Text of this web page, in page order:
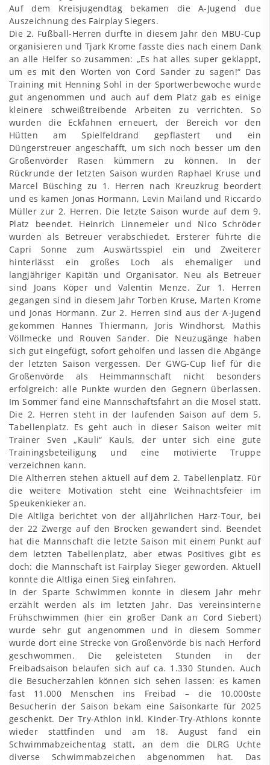
Auf dem Kreisjugendtag bekamen die A-Jugend due
Auszeichnung des Fairplay Siegers.
Die 2. Fußball-Herren durfte in diesem Jahr den MBU-Cup
organisieren und Tjark Krome fasste dies nach einem Dank
an alle Helfer so zusammen: „Es hat alles super geklappt,
um es mit den Worten von Cord Sander zu sagen!“ Das
Training mit Henning Sohl in der Sportwerbewoche wurde
gut angenommen und auch auf dem Platz gab es einige
kleinere schweißtreibende Arbeiten zu verrichten. So
wurden die Eckfahnen erneuert, der Bereich vor den
Hütten am Spielfeldrand gepflastert und ein
Düngerstreuer angeschafft, um sich noch besser um den
Großenvörder Rasen kümmern zu können. In der
Rückrunde der letzten Saison wurden Raphael Kruse und
Marcel Büsching zu 1. Herren nach Kreuzkrug beordert
und es kamen Jonas Hormann, Levin Mailand und Riccardo
Müller zur 2. Herren. Die letzte Saison wurde auf dem 9.
Platz beendet. Heinrich Linnemeier und Nico Schröder
wurden als Betreuer verabschiedet. Ersterer führte die
Capri Sonne zum Auswärtsspiel ein und Zweiterer
hinterlässt ein großes Loch als ehemaliger und
langjähriger Kapitän und Organisator. Neu als Betreuer
sind Joans Köper und Valentin Menze. Zur 1. Herren
gegangen sind in diesem Jahr Torben Kruse, Marten Krome
und Jonas Hormann. Zur 2. Herren sind aus der A-Jugend
gekommen Hannes Thiermann, Joris Windhorst, Mathis
Völlmecke und Rouven Sander. Die Neuzugänge haben
sich gut eingefügt, sofort geholfen und lassen die Abgänge
der letzten Saison vergessen. Der GWG-Cup lief für die
Großenvörde als Heimmannschaft nicht besonders
erfolgreich: alle Punkte wurden den Gegnern überlassen.
Im Sommer fand eine Mannschaftsfahrt an die Mosel statt.
Die 2. Herren steht in der laufenden Saison auf dem 5.
Tabellenplatz. Es geht auch in dieser Saison weiter mit
Trainer Sven „Kauli“ Kauls, der unter sich eine gute
Trainingsbeteiligung und eine motivierte Truppe
verzeichnen kann.
Die Altherren stehen aktuell auf dem 2. Tabellenplatz. Für
die weitere Motivation steht eine Weihnachtsfeier im
Speukenkieker an.
Die Altliga berichtet von der alljährlichen Harz-Tour, bei
der 22 Zwerge auf den Brocken gewandert sind. Beendet
hat die Mannschaft die letzte Saison mit einem Punkt auf
dem letzten Tabellenplatz, aber etwas Positives gibt es
doch: die Mannschaft ist Fairplay Sieger geworden. Aktuell
konnte die Altliga einen Sieg einfahren.
In der Sparte Schwimmen konnte in diesem Jahr mehr
erzählt werden als im letzten Jahr. Das vereinsinterne
Frühschwimmen (hier ein großer Dank an Cord Siebert)
wurde sehr gut angenommen und in diesem Sommer
wurde dort eine Strecke von Großenvörde bis nach Herford
geschwommen. Die geleisteten Stunden in der
Freibadsaison belaufen sich auf ca. 1.330 Stunden. Auch
die Besucherzahlen können sich sehen lassen: es kamen
fast 11.000 Menschen ins Freibad – die 10.000ste
Besucherin der Saison bekam eine Saisonkarte für 2025
geschenkt. Der Try-Athlon inkl. Kinder-Try-Athlons konnte
wieder stattfinden und am 18. August fand ein
Schwimmabzeichentag statt, an dem die DLRG Uchte
diverse Schwimmabzeichen abgenommen hat. Das